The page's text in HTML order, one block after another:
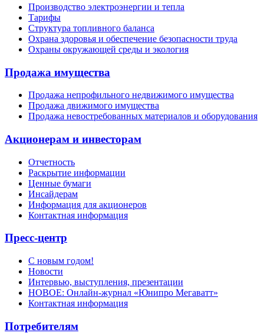
Производство электроэнергии и тепла
Тарифы
Структура топливного баланса
Охрана здоровья и обеспечение безопасности труда
Охраны окружающей среды и экология
Продажа имущества
Продажа непрофильного недвижимого имущества
Продажа движимого имущества
Продажа невостребованных материалов и оборудования
Акционерам и инвесторам
Отчетность
Раскрытие информации
Ценные бумаги
Инсайдерам
Информация для акционеров
Контактная информация
Пресс-центр
С новым годом!
Новости
Интервью, выступления, презентации
НОВОЕ: Онлайн-журнал «Юнипро Мегаватт»
Контактная информация
Потребителям